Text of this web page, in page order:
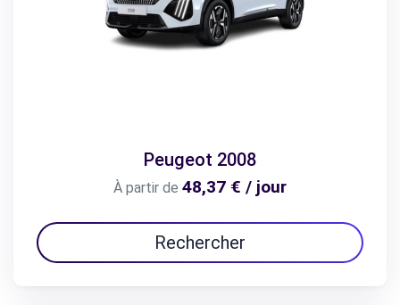
Peugeot 2008
À partir de 48,37 € / jour
Rechercher